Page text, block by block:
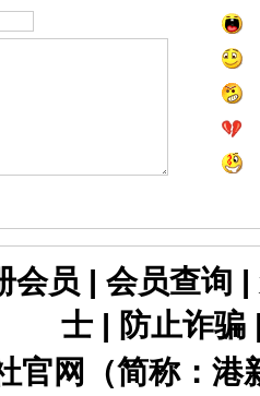
会员 | 会员查询 |
士| 防止诈骗
官网（简称：港